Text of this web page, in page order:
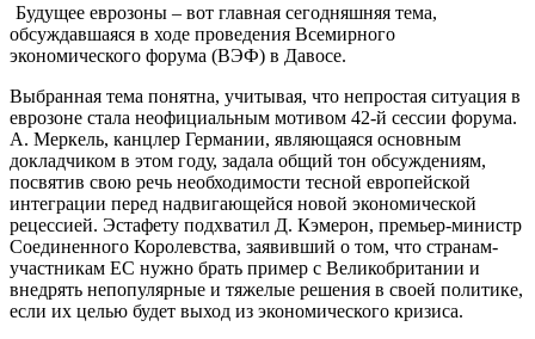
Будущее еврозоны – вот главная сегодняшняя тема,
обсуждавшаяся в ходе проведения Всемирного
экономического форума (ВЭФ) в Давосе.
Выбранная тема понятна, учитывая, что непростая ситуация в
еврозоне стала неофициальным мотивом 42-й сессии форума.
А. Меркель, канцлер Германии, являющаяся основным
докладчиком в этом году, задала общий тон обсуждениям,
посвятив свою речь необходимости тесной европейской
интеграции перед надвигающейся новой экономической
рецессией. Эстафету подхватил Д. Кэмерон, премьер-министр
Соединенного Королевства, заявивший о том, что странам-
участникам ЕС нужно брать пример с Великобритании и
внедрять непопулярные и тяжелые решения в своей политике,
если их целью будет выход из экономического кризиса.